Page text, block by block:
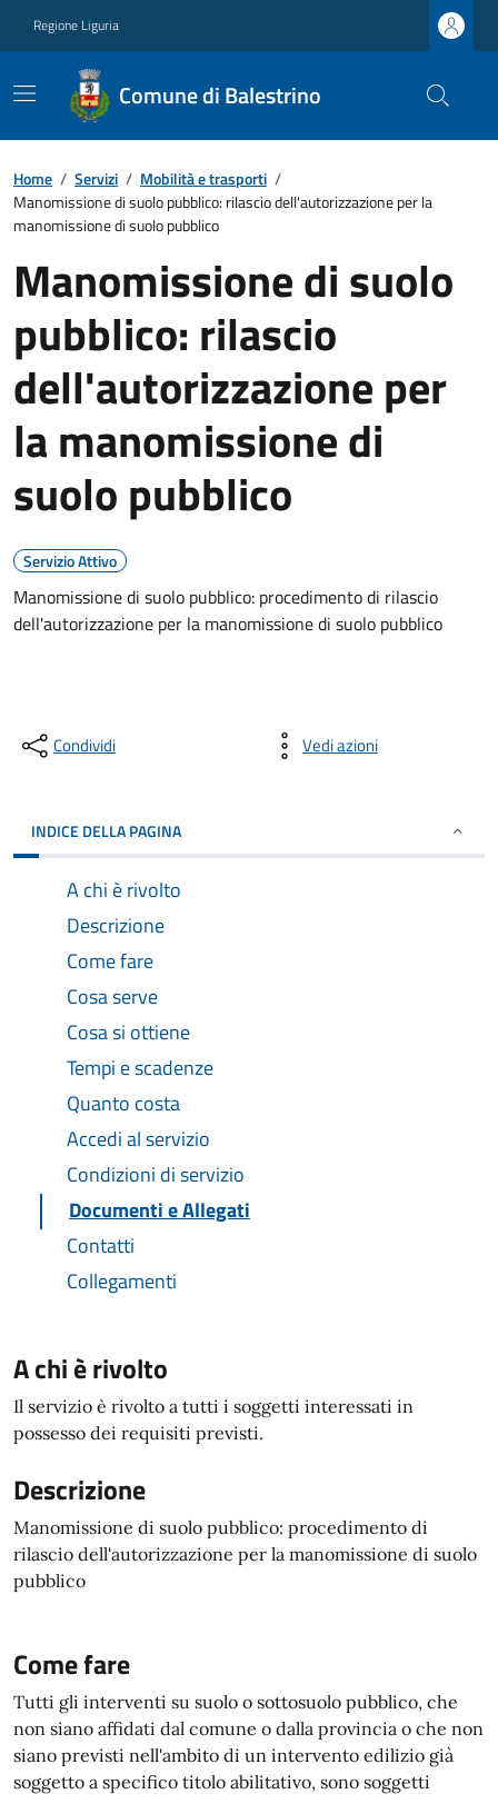
Regione Liguria
Comune di Balestrino
Home / Servizi / Mobilità e trasporti /
Manomissione di suolo pubblico: rilascio dell'autorizzazione per la
manomissione di suolo pubblico
Manomissione di suolo
pubblico: rilascio
dell'autorizzazione per
la manomissione di
suolo pubblico
Servizio Attivo
Manomissione di suolo pubblico: procedimento di rilascio
dell'autorizzazione per la manomissione di suolo pubblico
Condividi Vedi azioni
INDICE DELLA PAGINA
A chi è rivolto
Descrizione
Come fare
Cosa serve
Cosa si ottiene
Tempi e scadenze
Quanto costa
Accedi al servizio
Condizioni di servizio
Documenti e Allegati
Contatti
Collegamenti
A chi è rivolto
Il servizio è rivolto a tutti i soggetti interessati in
possesso dei requisiti previsti.
Descrizione
Manomissione di suolo pubblico: procedimento di
rilascio dell'autorizzazione per la manomissione di suolo
pubblico
Come fare
Tutti gli interventi su suolo o sottosuolo pubblico, che
non siano affidati dal comune o dalla provincia o che non
siano previsti nell'ambito di un intervento edilizio già
soggetto a specifico titolo abilitativo, sono soggetti